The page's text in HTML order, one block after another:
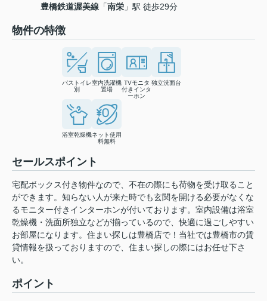
豊橋鉄道渥美線 「南栄 」駅 徒歩29分
物件の特徴
バストイレ
別
室内洗濯機
置場
TVモニタ
付きインタ
ーホン
独立洗面台
浴室乾燥機ネット使用
料無料
セールスポイント
宅配ボックス付き物件なので、不在の際にも荷物を受け取ること
ができます。知らない人が来た時でも玄関を開ける必要がなくな
るモニター付きインターホンが付いております。室内設備は浴室
乾燥機・洗面所独立などが揃っているので、快適に過ごしやすい
お部屋になります。住まい探しは豊橋店で！当社では豊橋市の賃
貸情報を扱っておりますので、住まい探しの際にはお任せ下さ
い。
ポイント